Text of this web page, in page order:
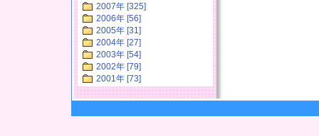
2007年 [325]
2006年 [56]
2005年 [31]
2004年 [27]
2003年 [54]
2002年 [79]
2001年 [73]